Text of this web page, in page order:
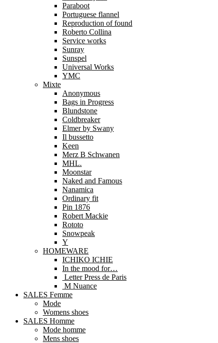
Paraboot
Portuguese flannel
Reproduction of found
Roberto Collina
Service works
Sunray
Sunspel
Universal Works
YMC
Mixte
Anonymous
Bags in Progress
Blundstone
Coldbreaker
Elmer by Swany
Il bussetto
Keen
Merz B Schwanen
MHL.
Moonstar
Naked and Famous
Nanamica
Ordinary fit
Pin 1876
Robert Mackie
Rototo
Snowpeak
Y
HOMEWARE
ICHIKO ICHIE
In the mood for…
Letter Press de Paris
M Nuance
SALES Femme
Mode
Womens shoes
SALES Homme
Mode homme
Mens shoes